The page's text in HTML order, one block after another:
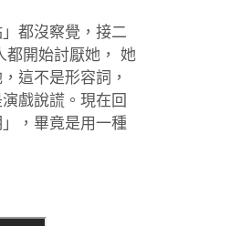
都沒察覺，接二
都開始討厭她， 她
這不是形容詞，
戲說謊。現在回
，畢竟是用一種